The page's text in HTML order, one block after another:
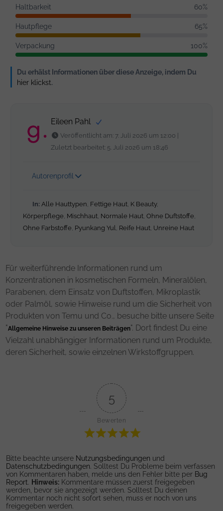
Haltbarkeit 60%
Hautpflege 65%
Verpackung 100%
Du erhälst Informationen über diese Anzeige, indem Du
hier klickst.
Eileen Pahl
Veröffentlicht am: 7. Juli 2026 um 12:00 |
Zuletzt bearbeitet: 5. Juli 2026 um 18:46
Autorenprofil
In: Alle Hauttypen, Fettige Haut, K Beauty,
Körperpflege, Mischhaut, Normale Haut,Ohne Duftstoffe,
Ohne Farbstoffe, Pyunkang Yul, Reife Haut, Unreine Haut
Für weiterführende Informationen rund um
Konzentrationen in kosmetischen Formeln, Mineralölen,
Parabenen, dem Einsatz von Duftstoffen, Mikroplastik
oder Palmöl, sowie Hinweise rund um die Sicherheit von
Produkten von Temu und Co., besuche bitte unsere Seite
"Allgemeine Hinweise zu unseren Beiträgen". Dort findest Du eine
Vielzahl unabhängiger Informationen rund um Produkte,
deren Sicherheit, sowie einzelnen Wirkstoffgruppen.
5
Bewerten
Bitte beachte unsere Nutzungsbedingungen und
Datenschutzbedingungen. Solltest Du Probleme beim verfassen
von Kommentaren haben, melde uns den Fehler bitte per Bug
Report. Hinweis: Kommentare müssen zuerst freigegeben
werden, bevor sie angezeigt werden. Solltest Du deinen
Kommentar noch nicht sofort sehen, muss er noch von uns
freigegeben werden.